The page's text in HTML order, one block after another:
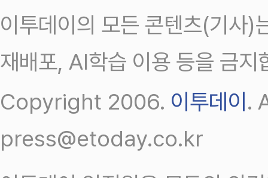
이투데이의 모든 콘텐츠(기사)
재배포, AI학습 이용 등을 금지
Copyright 2006. 이투데이.
press@etoday.co.kr